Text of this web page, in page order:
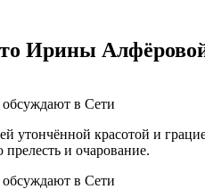
Ирины
утончённой красотой и
и очарование.